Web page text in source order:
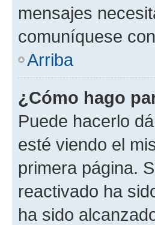
mensajes
comuníquese
Arriba
¿Cómo hago
Puede hacerlo
esté viendo el
primera página.
reactivado ha
ha sido